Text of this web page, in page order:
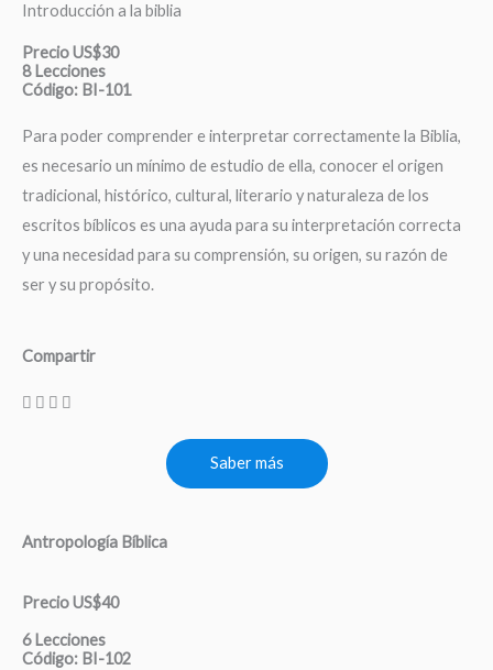
Introducción a la biblia
Precio US$30
8 Lecciones
Código: BI-101
Para poder comprender e interpretar correctamente la Biblia,
es necesario un mínimo de estudio de ella, conocer el origen
tradicional, histórico, cultural, literario y naturaleza de los
escritos bíblicos es una ayuda para su interpretación correcta
y una necesidad para su comprensión, su origen, su razón de
ser y su propósito.
Compartir
Saber más
Antropología Bíblica
Precio US$40
6 Lecciones
Código: BI-102